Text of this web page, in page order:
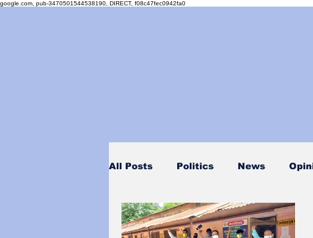
google.com, pub-3470501544538190, DIRECT, f08c47fec0942fa0
All Posts Politics News
Personality